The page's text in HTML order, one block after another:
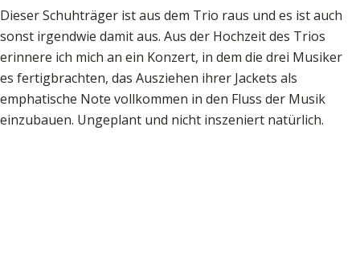
Dieser Schuhträger ist aus dem Trio raus und es ist auch
sonst irgendwie damit aus. Aus der Hochzeit des Trios
erinnere ich mich an ein Konzert, in dem die drei Musiker
es fertigbrachten, das Ausziehen ihrer Jackets als
emphatische Note vollkommen in den Fluss der Musik
einzubauen. Ungeplant und nicht inszeniert natürlich.